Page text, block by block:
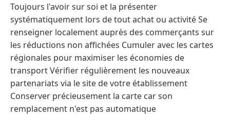
Toujours l'avoir sur soi et la présenter
systématiquement lors de tout achat ou activité Se
renseigner localement auprès des commerçants sur
les réductions non affichées Cumuler avec les cartes
régionales pour maximiser les économies de
transport Vérifier régulièrement les nouveaux
partenariats via le site de votre établissement
Conserver précieusement la carte car son
remplacement n'est pas automatique